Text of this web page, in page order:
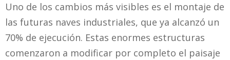
Uno de los cambios más visibles es el montaje de
las futuras naves industriales, que ya alcanzó un
70% de ejecución. Estas enormes estructuras
comenzaron a modificar por completo el paisaje